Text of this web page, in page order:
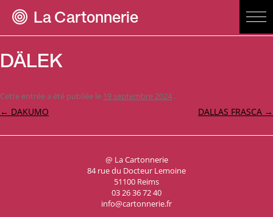
La Cartonnerie
DÄLEK
Cette entrée a été publiée le 19 septembre 2024 .
Navigation
← DAKUMO DALLAS FRASCA →
@ La Cartonnerie
84 rue du Docteur Lemoine
51100 Reims
03 26 36 72 40
info@cartonnerie.fr